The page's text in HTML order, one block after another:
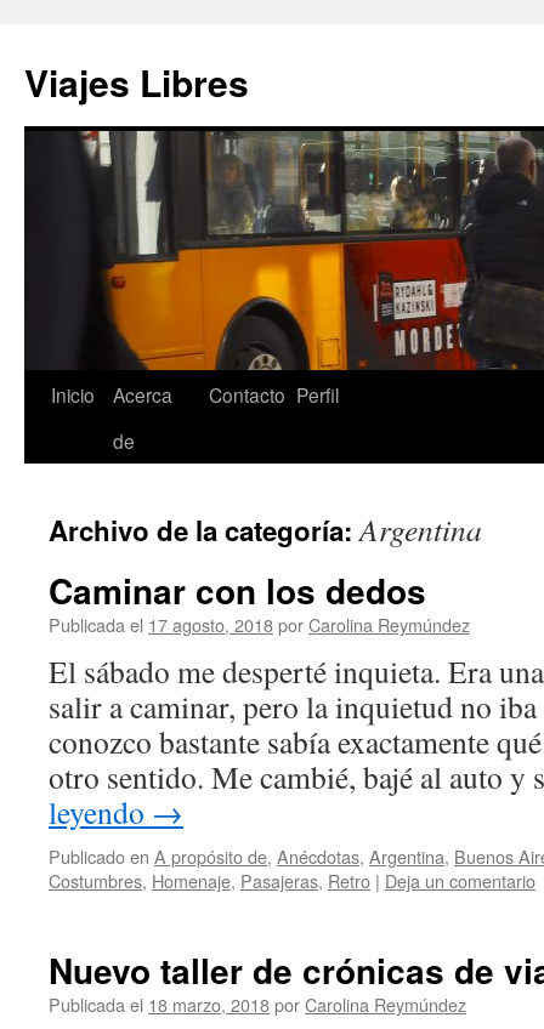
contenido
Viajes Libres
Inicio
Acerca
de
Contacto Perfil
Archivo de la categoría:Argentina
Caminar con los dedos
Publicada el 17 agosto, 2018porCarolina Reymúndez
El sábado me desperté inquieta. Era
salir a caminar, pero la inquietud no
conozco bastante sabía exactamente
otro sentido. Me cambié, bajé al auto
leyendo →
Publicado en A propósito de, Anécdotas, Argentina, Buenos
Costumbres, Homenaje, Pasajeras, Retro | Deja un comentario
Nuevo taller de crónicas de
Publicada el 18 marzo, 2018porCarolina Reymúndez